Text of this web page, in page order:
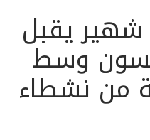
شهير يقبل
وسط
من نشطاء